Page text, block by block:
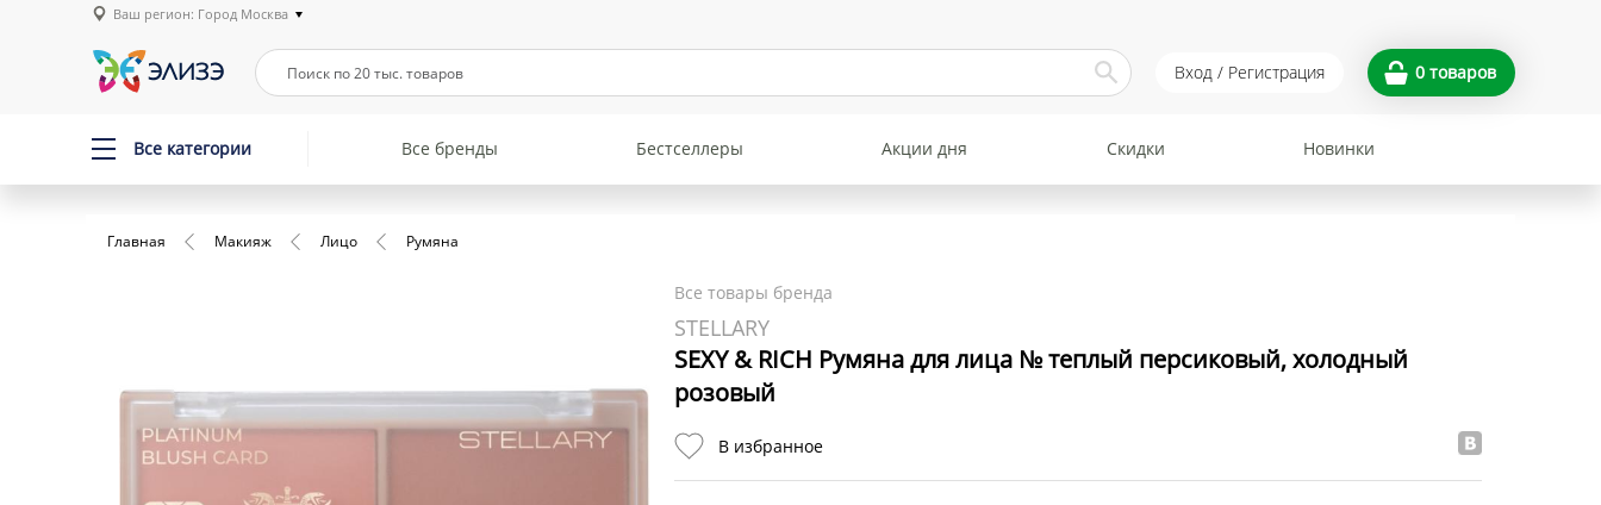
Ваш регион: Город Москва
Вход / Регистрация 0 товаров
Все категории Все бренды Бестселлеры Акции дня Скидки Новинки
Главная Макияж Лицо Румяна
Все товары бренда
STELLARY
SEXY & RICH Румяна для лица № теплый персиковый, холодный
розовый
В избранное